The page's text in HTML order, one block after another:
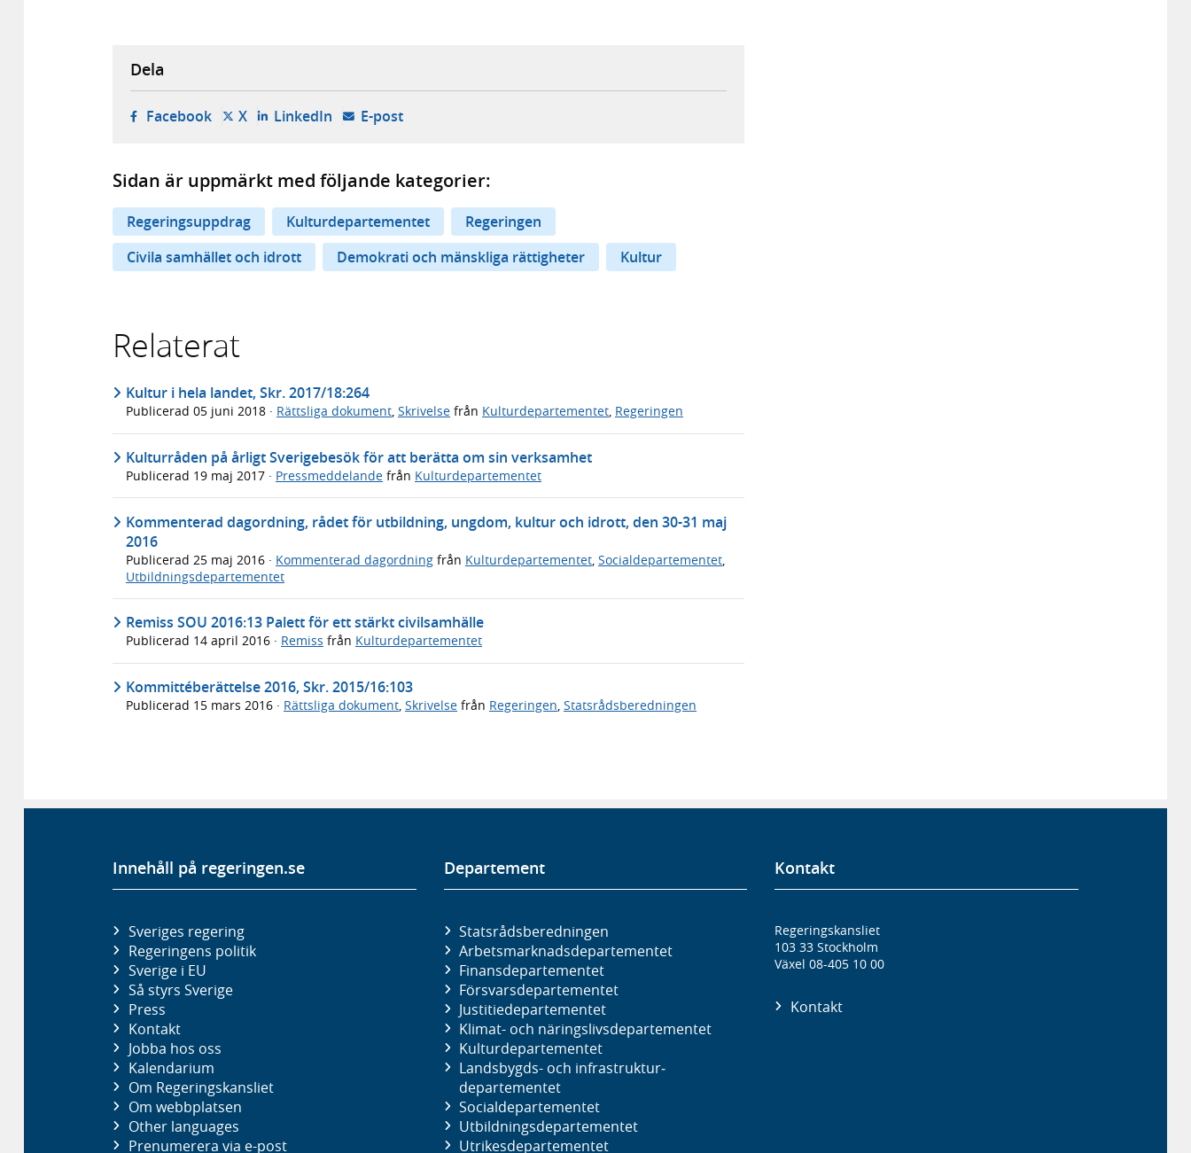
Dela
Facebook- öppnas i ny flik, extern webbplats,
X- öppnas i ny flik, extern webbplats,
LinkedIn- öppnas i ny flik, extern webbplats,
E-post- öppnar din e-postklient,
Sidan är uppmärkt med följande kategorier:
Regeringsuppdrag Kulturdepartementet
Regeringen
Civila samhället och idrott
Demokrati och mänskliga rättigheter Kultur
Relaterat
Kultur i hela landet, Skr. 2017/18:264
Publicerad 05 juni 2018 · Rättsliga dokument, Skrivelse från Kulturdepartementet, Regeringen
Kulturråden på årligt Sverigebesök för att berätta om sin verksamhet
Publicerad 19 maj 2017 · Pressmeddelande från Kulturdepartementet
Kommenterad dagordning, rådet för utbildning, ungdom, kultur och idrott, den 30-31 maj
2016
Publicerad 25 maj 2016 · Kommenterad dagordning från Kulturdepartementet Socialdepartementet
Utbildningsdepartementet
Remiss SOU 2016:13 Palett för ett stärkt civilsamhälle
Publicerad 14 april 2016 · Remiss från Kulturdepartementet
Kommittéberättelse 2016, Skr. 2015/16:103
Publicerad 15 mars 2016 · Rättsliga dokument, Skrivelse från Regeringen, Statsrådsberedningen
Innehåll på regeringen.se
Sveriges regering
Regeringens politik
Sverige i EU
Så styrs Sverige
Press
Kontakt
Jobba hos oss
Kalendarium
Om Regeringskansliet
Om webbplatsen
Other languages
Prenumerera via e-post
Departement
Statsrådsberedningen
Arbetsmarknads­departementet
Finans­departementet
Försvars­departementet
Justitie­departementet
Klimat- och näringslivs­departementet
Kultur­departementet
Landsbygds- och infrastruktur­
departementet
Social­departementet
Utbildnings­departementet
Utrikes­departementet
Kontakt
Regeringskansliet
103 33 Stockholm
Växel 08-405 10 00
Kontakt